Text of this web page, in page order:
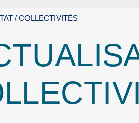
/ COLLECTIVITÉS